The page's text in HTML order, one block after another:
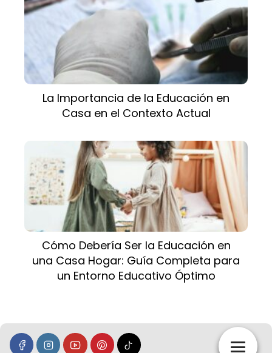
La Importancia de la Educación en
Casa en el Contexto Actual
Cómo Debería Ser la Educación en
una Casa Hogar: Guía Completa para
un Entorno Educativo Óptimo